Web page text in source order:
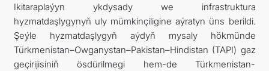
Ikitaraplaýyn ykdysady we infrastruktura
hyzmatdaşlygynyň uly mümkinçiligine aýratyn üns berildi.
Şeýle hyzmatdaşlygyň aýdyň mysaly hökmünde
Türkmenistan–Owganystan–Pakistan–Hindistan (TAPI) gaz
geçirijisiniň ösdürilmegi hem-de Türkmenistan-